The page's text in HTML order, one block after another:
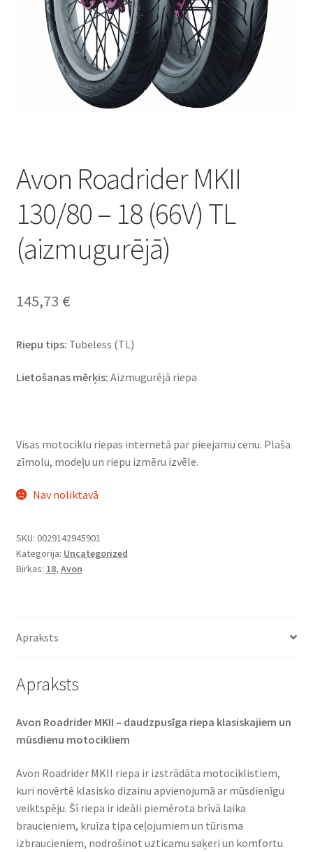
Avon Roadrider MKII
130/80 – 18 (66V) TL
(aizmugurējā)
145,73 €
Riepu tips: Tubeless (TL)
Lietošanas mērķis: Aizmugurējā riepa
Visas motociklu riepas internetā par pieejamu cenu. Plaša
zīmolu, modeļu un riepu izmēru izvēle.
Nav noliktavā
SKU: 0029142945901
Kategorija: Uncategorized
Birkas: 18, Avon
Apraksts
Apraksts
Avon Roadrider MKII – daudzpusīga riepa klasiskajiem un
mūsdienu motocikliem​
Avon Roadrider MKII riepa ir izstrādāta motociklistiem,
kuri novērtē klasisko dizainu apvienojumā ar mūsdienīgu
veiktspēju. Šī riepa ir ideāli piemērota brīvā laika
braucieniem, kruīza tipa ceļojumiem un tūrisma
izbraucieniem, nodrošinot uzticamu saķeri un komfortu